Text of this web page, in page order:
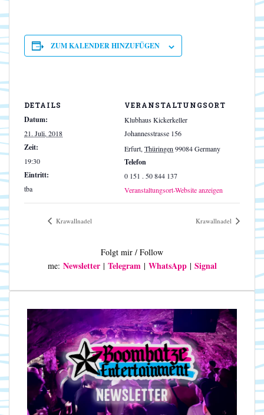
ZUM KALENDER HINZUFÜGEN
DETAILS
Datum:
21. Juli, 2018
Zeit:
19:30
Eintritt:
tba
VERANSTALTUNGSORT
Klubhaus Kickerkeller
Johannesstrasse 156
Erfurt,Thüringen99084Germany
Telefon
0 151 . 50 844 137
Veranstaltungsort-Website anzeigen
Krawallnadel Krawallnadel
Folgt mir / Follow
me: Newsletter| Telegram| WhatsApp| Signal